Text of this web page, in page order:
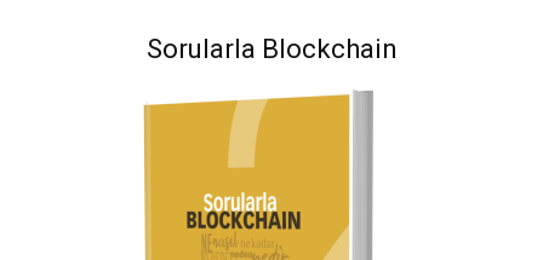
Sorularla Blockchain